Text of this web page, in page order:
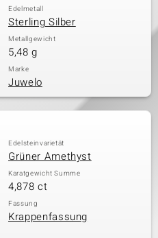
Edelmetall
Sterling Silber
Metallgewicht
5,48 g
Marke
Juwelo
Edelsteinvarietät
Grüner Amethyst
Karatgewicht Summe
4,878 ct
Fassung
Krappenfassung